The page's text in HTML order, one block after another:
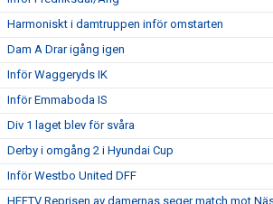
Harmoniskt i damtruppen inför omstarten
Dam A Drar igång igen
Inför Waggeryds IK
Inför Emmaboda IS
Div 1 laget blev för svåra
Derby i omgång 2 i Hyundai Cup
Inför Westbo United DFF
HFFTV Reprisen av damernas seger match mot